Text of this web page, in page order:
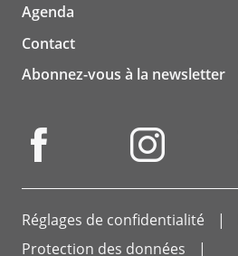
Agenda
Contact
Abonnez-vous à la newsletter
Réglages de confidentialité
Protection des données